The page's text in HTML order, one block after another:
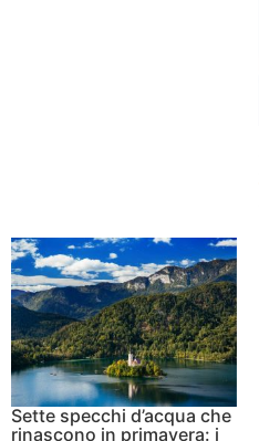
Sette specchi d’acqua che
rinascono in primavera: i